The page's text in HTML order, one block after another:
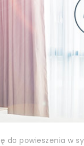
do powieszenia w